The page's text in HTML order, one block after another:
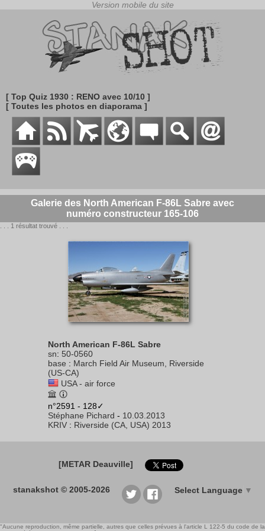
[ Top Quiz 1930 : RENO avec 10/10 ]
[ Toutes les photos en diaporama ]
Galerie des North American F-86L Sabre avec
numéro constructeur 165-106
. . . 1 résultat trouvé . . .
North American F-86L Sabre
sn: 50-0560
base : March Field Air Museum, Riverside
(US-CA)
USA - air force
n°2591 - 128✓
Stéphane Pichard - 10.03.2013
KRIV : Riverside (CA, USA) 2013
[METAR Deauville]
stanakshot © 2005-2026 Select Language ▼
"Aucune reproduction, même partielle, autres que celles prévues à l'article L 122-5 du code de la